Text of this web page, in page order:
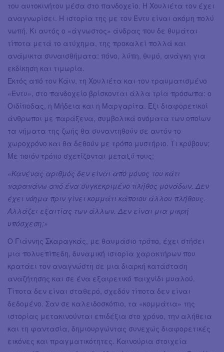
του αυτοκινήτου μέσα στο πανδοχείο. Η Χουλιέτα τον έχει
αναγνωρίσει. Η ιστορία της με τον Έντυ είναι ακόμη πολύ
νωπή. Κι αυτός ο «άγνωστος» άνδρας που δε θυμάται
τίποτα μετά το ατύχημα, της προκαλεί πολλά και
ανάμικτα συναισθήματα: πόνο, λύπη, θυμό, ανάγκη για
εκδίκηση και τιμωρία.
Εκτός από τον Κάιν, τη Χουλιέτα και τον τραυματισμένο
«Έντυ», στο πανδοχείο βρίσκονται άλλα τρία πρόσωπα: ο
Οιδίποδας, η Μήδεια και η Μαργαρίτα. Έξι διαφορετικοί
άνθρωποι με παράξενα, συμβολικά ονόματα των οποίων
τα νήματα της ζωής θα συναντηθούν σε αυτόν το
χωροχρόνο και θα δεθούν με τρόπο μυστήριο. Τι κρύβουν;
Με ποιόν τρόπο σχετίζονται μεταξύ τους;
«Κανένας αριθμός δεν είναι από μόνος του κάτι
παραπάνω από ένα συγκεκριμένο πλήθος μονάδων. Δεν
έχει νόημα πριν γίνει κομμάτι κάποιου άλλου πλήθους.
Αλλάζει εξαιτίας των άλλων. Δεν είναι μια μικρή
υπόσχεση;»
Ο Γιάννης Σκαραγκάς, με θαυμάσιο τρόπο, έχει στήσει
μια πολυεπίπεδη, δυναμική ιστορία χαρακτήρων που
κρατάει τον αναγνώστη σε μια διαρκή κατάσταση
αναζήτησης και σε ένα εξαιρετικό παιχνίδι μυαλού.
Τίποτα δεν είναι σταθερό, σχεδόν τίποτα δεν είναι
δεδομένο. Σαν σε καλειδοσκόπιο, τα «κομμάτια» της
ιστορίας μετακινούνται επιδέξια στο χρόνο, την αλήθεια
και τη φαντασία, δημιουργώντας συνεχώς διαφορετικές
εικόνες και πραγματικότητες. Καινούρια στοιχεία